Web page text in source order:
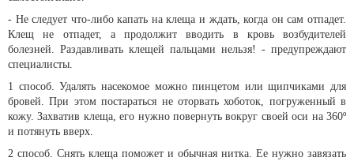
- Не следует что-либо капать на клеща и ждать, когда он сам отпадет.
Клещ не отпадет, а продолжит вводить в кровь возбудителей
болезней. Раздавливать клещей пальцами нельзя! - предупреждают
специалисты.
1 способ. Удалять насекомое можно пинцетом или щипчиками для
бровей. При этом постараться не оторвать хоботок, погруженный в
кожу. Захватив клеща, его нужно повернуть вокруг своей оси на 360º
и потянуть вверх.
2 способ. Снять клеща поможет и обычная нитка. Ее нужно завязать